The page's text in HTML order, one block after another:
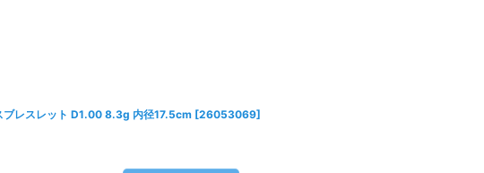
ブレスレット D1.00 8.3g 内径17.5cm [26053069]